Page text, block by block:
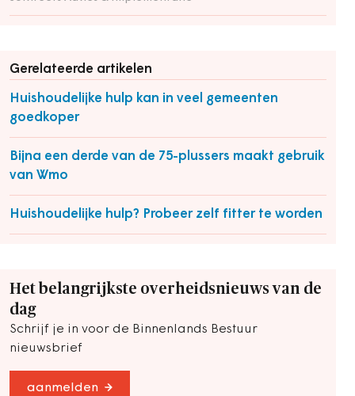
Gerelateerde artikelen
Huishoudelijke hulp kan in veel gemeenten
goedkoper
Bijna een derde van de 75-plussers maakt gebruik
van Wmo
Huishoudelijke hulp? Probeer zelf fitter te worden
Het belangrijkste overheidsnieuws van de
dag
Schrijf je in voor de Binnenlands Bestuur
nieuwsbrief
aanmelden